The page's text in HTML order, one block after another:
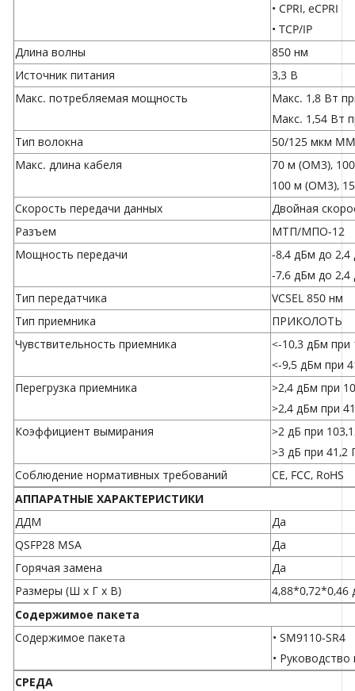
• CPRI, eCPRI
• TCP/IP
Длина волны
850 нм
Источник питания
3,3 В
Макс. потребляемая мощность
Макс. 1,8 Вт
Макс. 1,54 Вт
Тип волокна
50/125 мкм
Макс. длина кабеля
70 м (OM3),
100 м (OM3),
Скорость передачи данных
Двойная
Разъем
МТП/МПО-12
Мощность передачи
-8,4 дБм до 2,4
-7,6 дБм до 2,4
Тип передатчика
VCSEL 850 нм
Тип приемника
ПРИКОЛОТЬ
Чувствительность приемника
<-10,3 дБм при
<-9,5 дБм при
Перегрузка приемника
>2,4 дБм при
>2,4 дБм при
Коэффициент вымирания
>2 дБ при
>3 дБ при 41,2
Соблюдение нормативных требований
CE, FCC, RoHS
АППАРАТНЫЕ ХАРАКТЕРИСТИКИ
ДДМ
Да
QSFP28 MSA
Да
Горячая замена
Да
Размеры (Ш x Г x В)
4,88*0,72*0,46
Содержимое пакета
Содержимое пакета
• SM9110-SR4
•
СРЕДА